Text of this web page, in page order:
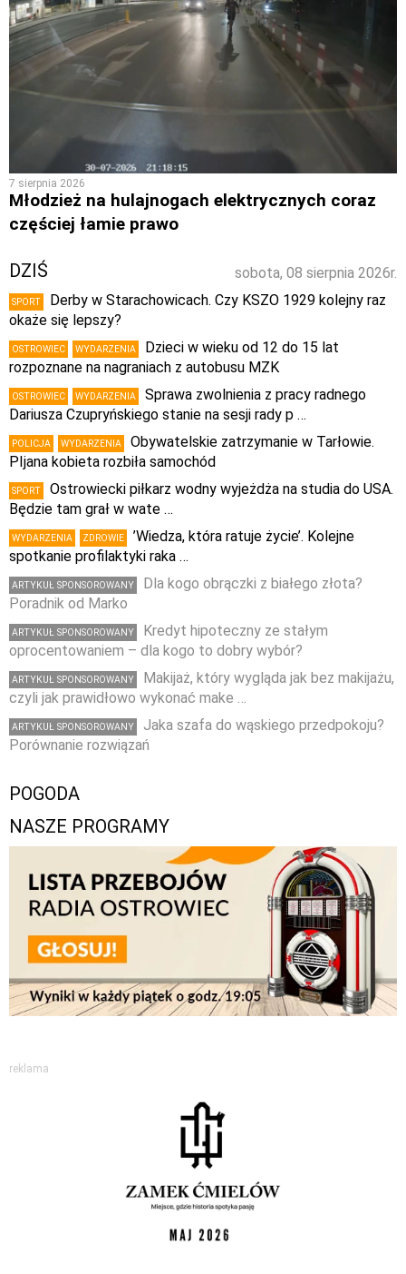
7 sierpnia 2026
Młodzież na hulajnogach elektrycznych coraz
częściej łamie prawo
sobota, 08 sierpnia 2026r.
DZIŚ
SPORT
Derby w Starachowicach. Czy KSZO 1929 kolejny raz
okaże się lepszy?
OSTROWIEC WYDARZENIA
Dzieci w wieku od 12 do 15 lat
rozpoznane na nagraniach z autobusu MZK
OSTROWIEC WYDARZENIA
Sprawa zwolnienia z pracy radnego
Dariusza Czupryńskiego stanie na sesji rady p …
POLICJA WYDARZENIA
Obywatelskie zatrzymanie w Tarłowie.
PIjana kobieta rozbiła samochód
SPORT
Ostrowiecki piłkarz wodny wyjeżdża na studia do USA.
Będzie tam grał w wate …
WYDARZENIA ZDROWIE
’Wiedza, która ratuje życie’. Kolejne
spotkanie profilaktyki raka …
ARTYKUŁ SPONSOROWANY
Dla kogo obrączki z białego złota?
Poradnik od Marko
ARTYKUŁ SPONSOROWANY
Kredyt hipoteczny ze stałym
oprocentowaniem – dla kogo to dobry wybór?
ARTYKUŁ SPONSOROWANY
Makijaż, który wygląda jak bez makijażu,
czyli jak prawidłowo wykonać make …
ARTYKUŁ SPONSOROWANY
Jaka szafa do wąskiego przedpokoju?
Porównanie rozwiązań
POGODA
NASZE PROGRAMY
reklama